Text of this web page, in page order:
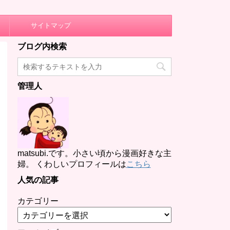
サイトマップ
ブログ内検索
管理人
matsubi.です。小さい頃から漫画好きな主
婦。 くわしいプロフィールはこちら
人気の記事
カテゴリー